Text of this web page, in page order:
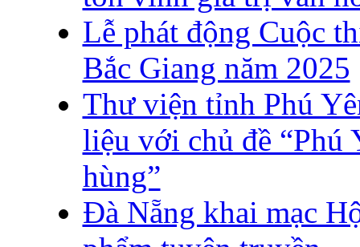
Lễ phát động Cuộc
Bắc Giang năm 2025
Thư viện tỉnh Phú
liệu với chủ đề “Phú
hùng”
Đà Nẵng khai mạc